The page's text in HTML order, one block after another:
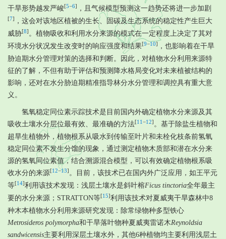
干旱形势越发严峻[5−6] ，且气候模型预测这一趋势还将进一步加剧
[7]
，这会对该地区植被的生长、固碳及生态系统的稳定性产生巨大
威胁[8] 。植物吸收和利用水分来源的模式在一定程度上决定了其对
环境水分状况发生改变时的响应强度和结果[9−10]
，也影响着在干旱
胁迫期水分管理对策的选择和判断。因此，对植物水分利用来源特
征的了解，不但有助于评估和预测降水格局变化对未来植被结构的
影响，还对在水分胁迫期精准指导林分水分管理和调控具有重大意
义。
氢氧稳定同位素示踪技术是目前国内外确定植物水分来源及其
吸收土壤水分层位最有效、最准确的方法[11 −12] 。基于除盐生植物和
超旱生植物外，植物根系从吸水到传输至叶片和未栓化枝条前氢氧
稳定同位素不发生分馏的现象，通过测定植物木质部和潜在水分来
源的氢氧同位素值，结合溯源混合模型，可以有效确定植物根系吸
收水分的来源[12−13] 。目前，该技术已在国内外广泛应用，如王平元
等[14]利用该技术发现：浅层土壤水是斜叶榕Ficus tinctoria全年最主
要的水分来源；STRATTON等[15]利用该技术对夏威夷干旱森林中8
种木本植物水分利用来源研究发现：除常绿物种多型铁心
Metrosideros polymorpha和干旱落叶物种夏威夷雷诺木Reynoldsia
sandwicensis主要利用深层土壤水外，其他6种植物均主要利用浅层土